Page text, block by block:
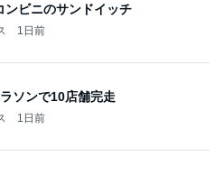
ンビニのサンドイッチ
1日前
ソンで10店舗完走
1日前